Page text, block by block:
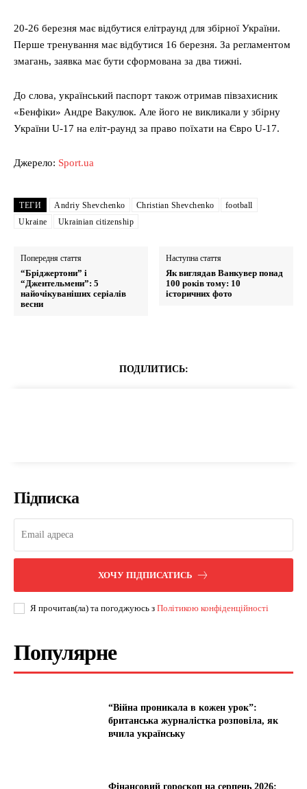
20-26 березня має відбутися елітраунд для збірної України.
Перше тренування має відбутися 16 березня. За регламентом
змагань, заявка має бути сформована за два тижні.
До слова, український паспорт також отримав півзахисник
«Бенфіки» Андре Вакулюк. Але його не викликали у збірну
України U-17 на еліт-раунд за право поїхати на Євро U-17.
Джерело: Sport.ua
ТЕГИ Andriy Shevchenko Christian Shevchenko
football
Ukraine
Ukrainian citizenship
Попередня стаття
“Бріджертони” і
“Джентельмени”: 5
найочікуваніших серіалів
весни
Наступна стаття
Як виглядав Ванкувер понад
100 років тому: 10
історичних фото
ПОДІЛИТИСЬ:
Підписка
ХОЧУ ПІДПИСАТИСЬ
Я прочитав(ла) та погоджуюсь з Політикою конфіденційності
Популярне
“Війна проникала в кожен урок”:
британська журналістка розповіла, як
вчила українську
Фінансовий гороскоп на серпень 2026: